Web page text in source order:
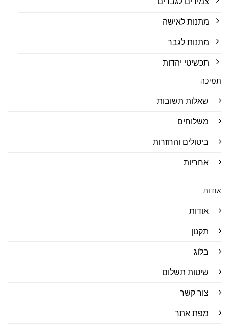
מתנות לאישה
מתנות לגבר
תכשיטי יהדות
תמיכה
שאלות תשובות
משלוחים
ביטולים והחזרות
אחריות
אודות
אודות
תקנון
בלוג
שיטות תשלום
צור קשר
מפת אתר